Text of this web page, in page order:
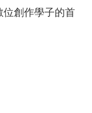
創作學子的首